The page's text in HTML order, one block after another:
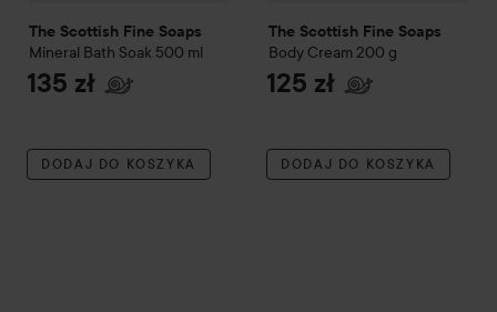
The Scottish Fine Soaps
Mineral Bath Soak 500 ml
135 zł
DODAJ DO KOSZYKA
The Scottish Fine Soaps
Body Cream 200 g
125 zł
DODAJ DO KOSZYKA